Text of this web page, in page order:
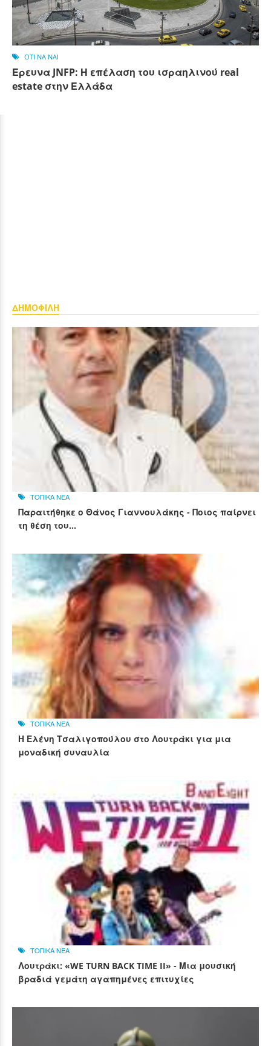
OTI NA NAI
Έρευνα JNFP: Η επέλαση του ισραηλινού real
estate στην Ελλάδα
ΔΗΜΟΦΙΛΗ
ΤΟΠΙΚΑ ΝΕΑ
Παραιτήθηκε ο Θάνος Γιαννουλάκης - Ποιος παίρνει
τη θέση του...
ΤΟΠΙΚΑ ΝΕΑ
Η Ελένη Τσαλιγοπούλου στο Λουτράκι για μια
μοναδική συναυλία
ΤΟΠΙΚΑ ΝΕΑ
Λουτράκι: «WE TURN BACK TIME II» - Μια μουσική
βραδιά γεμάτη αγαπημένες επιτυχίες